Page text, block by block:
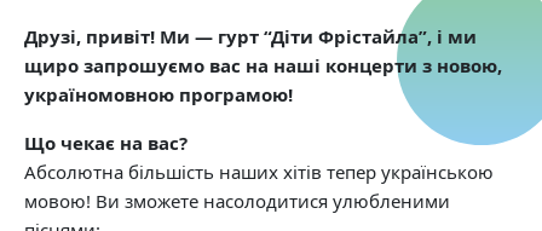
Друзі, привіт! Ми — гурт “Діти Фрістайла”, і ми
щиро запрошуємо вас на наші концерти з новою,
україномовною програмою!
Що чекає на вас?
Абсолютна більшість наших хітів тепер українською
мовою! Ви зможете насолодитися улюбленими